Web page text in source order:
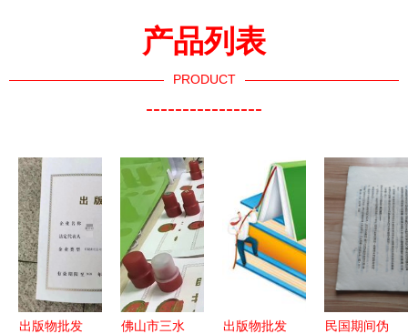
产品列表
PRODUCT
----------------
出版物批发
佛山市三水
出版物批发
民国期间伪